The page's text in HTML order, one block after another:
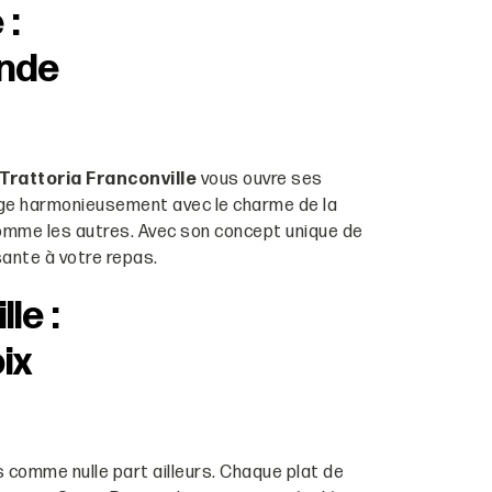
:
Franconville vous ouvre ses
harmonieusement avec le charme de la
les autres. Avec son concept unique de
à votre repas.
:
nulle part ailleurs. Chaque plat de